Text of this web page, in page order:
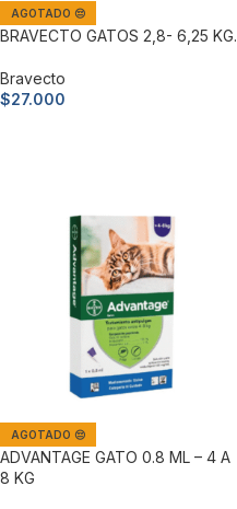
AGOTADO 😔
BRAVECTO GATOS 2,8- 6,25 KG.
Bravecto
$27.000
AGOTADO 😔
ADVANTAGE GATO 0.8 ML – 4 A
8 KG